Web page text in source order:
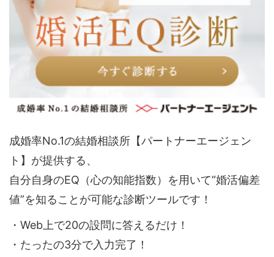
成婚率No.1の結婚相談所【パートナーエージェン
ト】が提供する、
自分自身のEQ（心の知能指数）を用いて“婚活偏差
値”を知ることが可能な診断ツールです！
・Web上で20の設問に答えるだけ！
・たったの3分で入力完了！